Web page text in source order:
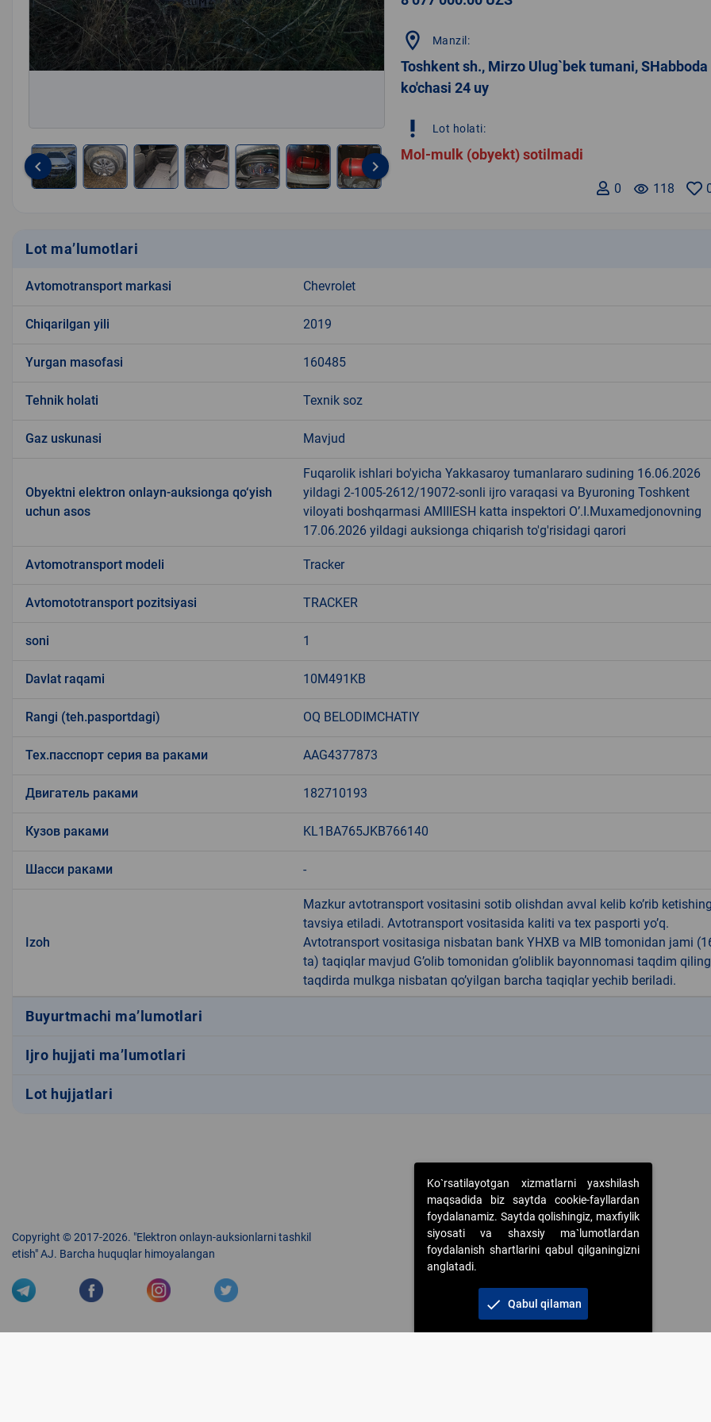
11
keyboard_arrow_left keyboard_arrow_right
location_on Manzil:
Toshkent sh., Mirzo Ulug`bek tumani, SHabboda
ko'chasi 24 uy
priority_high Lot holati:
Mol-mulk (obyekt) sotilmadi
remove_red_eye 118
0
Lot ma’lumotlari
Avtomotransport markasi Chevrolet
Chiqarilgan yili 2019
Yurgan masofasi 160485
Tehnik holati Texnik soz
Gaz uskunasi Mavjud
Obyektni elektron onlayn-auksionga qo‘yish
uchun asos
Fuqarolik ishlari bo'yicha Yakkasaroy tumanlararo sudining 16.06.2026
yildagi 2-1005-2612/19072-sonli ijro varaqasi va Byuroning Toshkent
viloyati boshqarmasi AMIIIESH katta inspektori O’.I.Muxamedjonovning
17.06.2026 yildagi auksionga chiqarish to'g'risidagi qarori
Avtomotransport modeli Tracker
Avtomototransport pozitsiyasi TRACKER
soni 1
Davlat raqami 10M491KB
Rangi (teh.pasportdagi) OQ BELODIMCHATIY
Тех.пасспорт серия ва раками AAG4377873
Двигатель раками 182710193
Кузов раками KL1BA765JKB766140
Шасси раками -
Izoh
Mazkur avtotransport vositasini sotib olishdan avval kelib ko’rib
tavsiya etiladi. Avtotransport vositasida kaliti va tex pasporti yo’q.
Avtotransport vositasiga nisbatan bank YHXB va MIB tomonidan jami
ta) taqiqlar mavjud G’olib tomonidan g’oliblik bayonnomasi taqdim
taqdirda mulkga nisbatan qo’yilgan barcha taqiqlar yechib beriladi.
Buyurtmachi ma’lumotlari
Ijro hujjati ma’lumotlari
Lot hujjatlari
Copyright © 2017-2026. "Elektron onlayn-auksionlarni tashkil
etish" AJ. Barcha huquqlar himoyalangan
Ko`rsatilayotgan xizmatlarni yaxshilash
maqsadida biz saytda cookie-fayllardan
foydalanamiz. Saytda qolishingiz, maxfiylik
siyosati va shaxsiy ma`lumotlardan
foydalanish shartlarini qabul qilganingizni
anglatadi.
check Qabul qilaman